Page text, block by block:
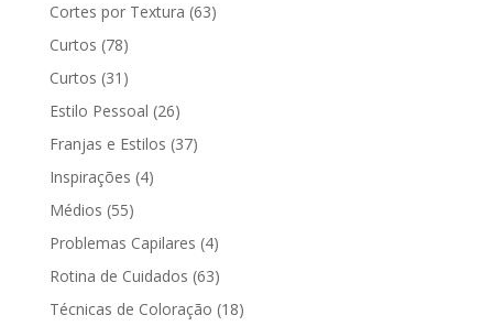
Cortes por Textura (63)
Curtos (78)
Curtos (31)
Estilo Pessoal (26)
Franjas e Estilos (37)
Inspirações (4)
Médios (55)
Problemas Capilares (4)
Rotina de Cuidados (63)
Técnicas de Coloração (18)